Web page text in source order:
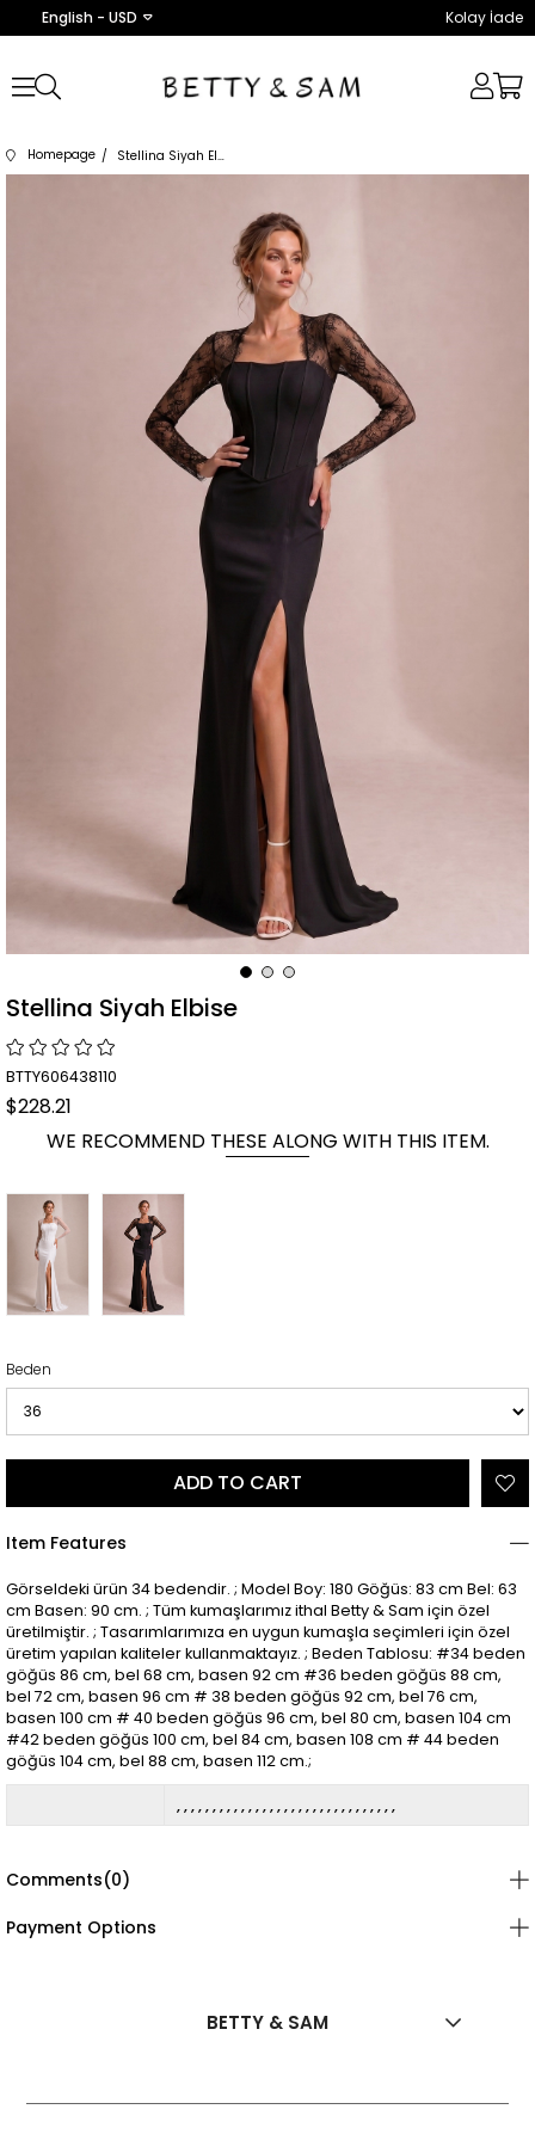
English - USD Kolay İade
Homepage Stellina Siyah Elbise
Stellina Siyah Elbise
BTTY606438110
$228.21
WE RECOMMEND THESE ALONG WITH THIS ITEM.
Beden
Item Features
Görseldeki ürün 34 bedendir. ; Model Boy: 180 Göğüs: 83 cm Bel: 63
cm Basen: 90 cm. ; Tüm kumaşlarımız ithal Betty & Sam için özel
üretilmiştir. ; Tasarımlarımıza en uygun kumaşla seçimleri için özel
üretim yapılan kaliteler kullanmaktayız. ; Beden Tablosu: #34 beden
göğüs 86 cm, bel 68 cm, basen 92 cm #36 beden göğüs 88 cm,
bel 72 cm, basen 96 cm # 38 beden göğüs 92 cm, bel 76 cm,
basen 100 cm # 40 beden göğüs 96 cm, bel 80 cm, basen 104 cm
#42 beden göğüs 100 cm, bel 84 cm, basen 108 cm # 44 beden
göğüs 104 cm, bel 88 cm, basen 112 cm.;
Comments(0)
Payment Options
BETTY & SAM